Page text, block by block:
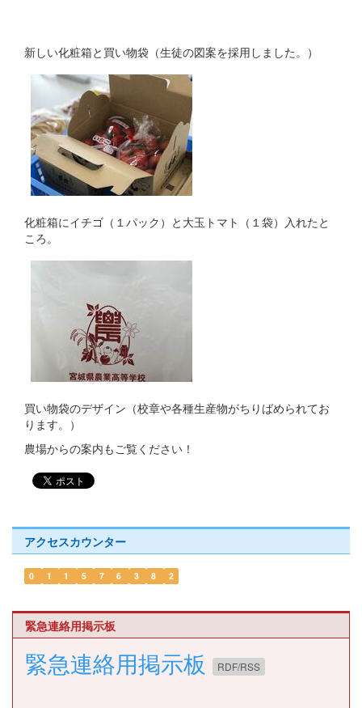
新しい化粧箱と買い物袋（生徒の図案を採用しました。）
化粧箱にイチゴ（１パック）と大玉トマト（１袋）入れたと
ころ。
買い物袋のデザイン（校章や各種生産物がちりばめられてお
ります。）
農場からの案内もご覧ください！
アクセスカウンター
0 1 1 5 7 6 3 8 2
緊急連絡用掲示板
緊急連絡用掲示板 RDF/RSS